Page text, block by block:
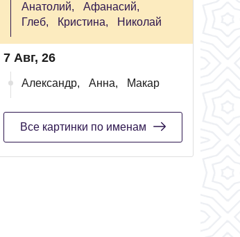
Анатолий,
Афанасий,
Глеб,
Кристина, Николай
7 Авг, 26
Александр, Анна, Макар
Все картинки по именам